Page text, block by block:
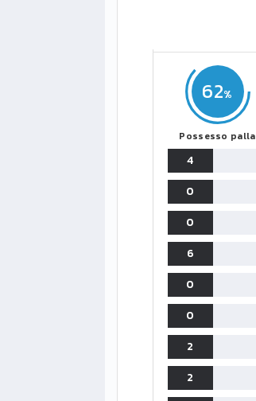
62
Possesso palla
4
0
0
6
0
0
2
2